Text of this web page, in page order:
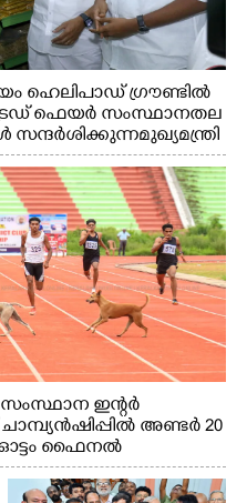
ഹെലിപാഡ് ഗ്രൗണ്ടിൽ
ഫെയർ സംസ്ഥാനതല
സന്ദർശിക്കുന്ന മുഖ്യമന്ത്രി
ജേക്കബ് സമീപം
ഇന്റർ
അണ്ടർ 20
ഓട്ടം ഫൈനൽ
കുറുകെ ഓടുന്ന